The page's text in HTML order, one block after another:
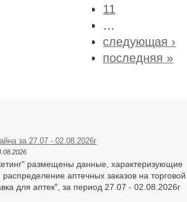
11
…
следующая ›
последняя »
за 27.07 - 02.08.2026г
размещены данные, характеризующие
аптечных заказов на торговой
для аптек", за период 27.07 - 02.08.2026г